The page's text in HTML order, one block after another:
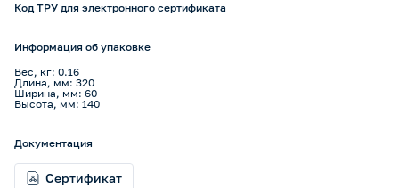
Код ТРУ для электронного сертификата
Информация об упаковке
Вес, кг: 0.16
Длина, мм: 320
Ширина, мм: 60
Высота, мм: 140
Документация
Сертификат